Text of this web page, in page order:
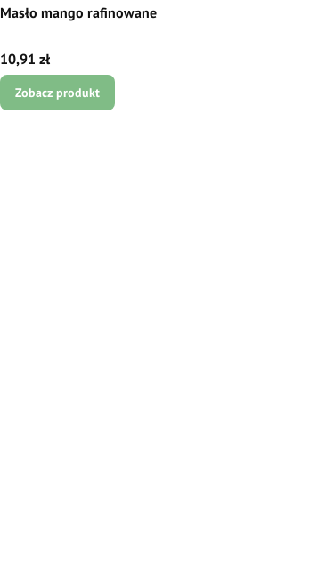
Masło mango rafinowane
Cena
10,91 zł
Zobacz produkt